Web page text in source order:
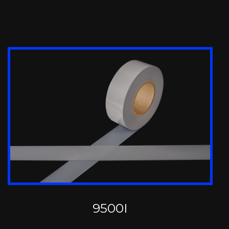
9500I